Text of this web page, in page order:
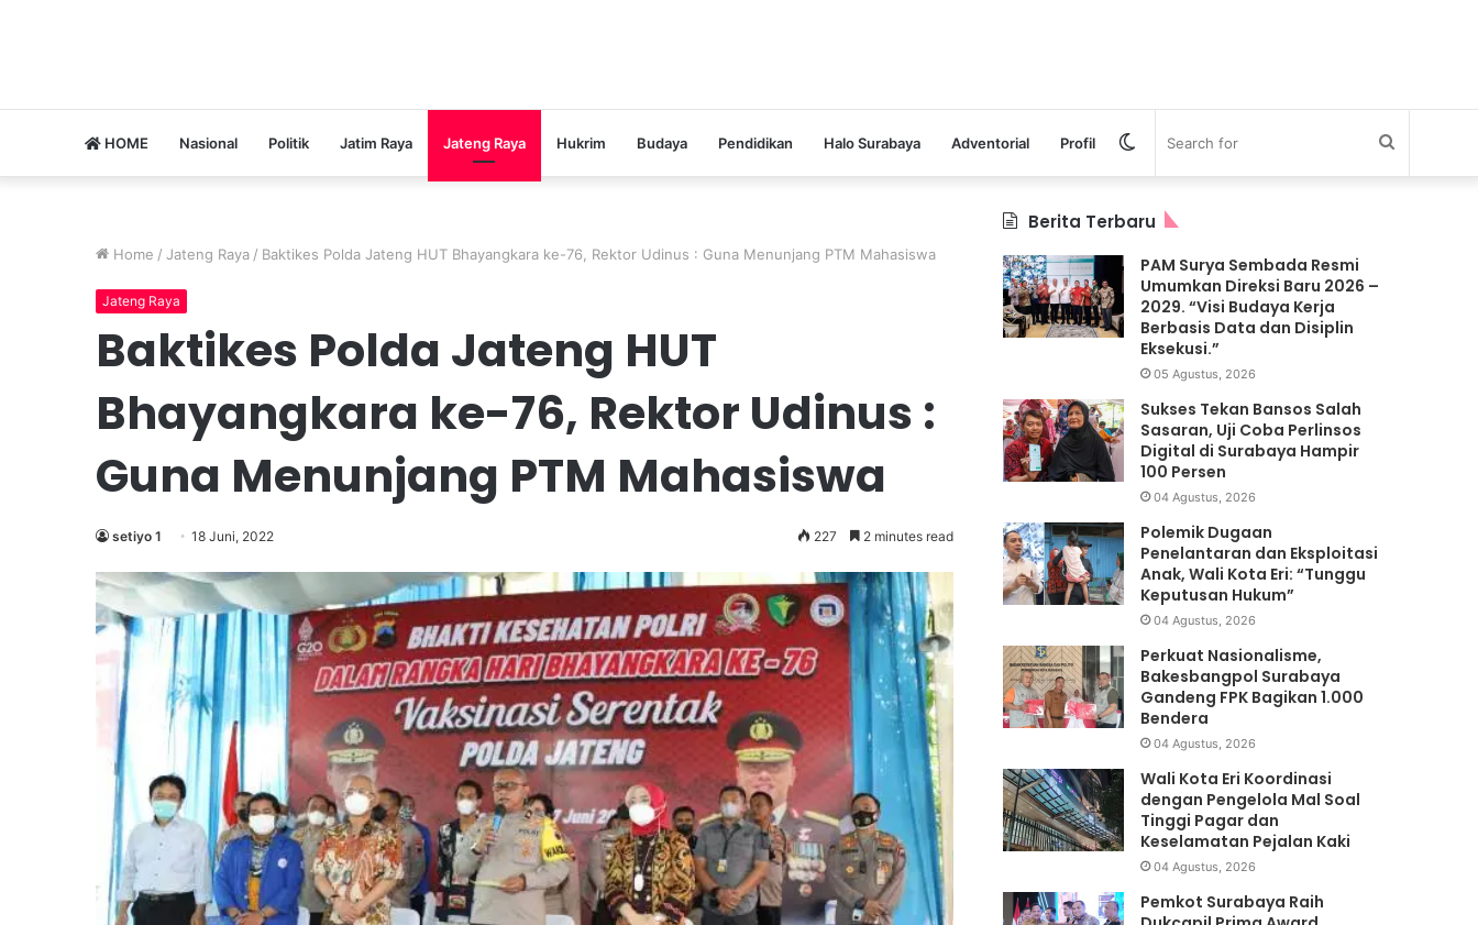
HOME Nasional Politik Jatim Raya Jateng Raya Hukrim Budaya Pendidikan Halo Surabaya Adventorial Profil Search
Switch
skin
Home / Jateng Raya / Baktikes Polda Jateng HUT Bhayangkara ke-76, Rektor Udinus : Guna Menunjang PTM Mahasiswa
Jateng Raya
Baktikes Polda Jateng HUT
Bhayangkara ke-76, Rektor Udinus :
Guna Menunjang PTM Mahasiswa
setiyo 1 18 Juni, 2022 227 2 minutes read
Berita Terbaru
PAM Surya Sembada Resmi
Umumkan Direksi Baru 2026 –
2029. “Visi Budaya Kerja
Berbasis Data dan Disiplin
Eksekusi.”
05 Agustus, 2026
Sukses Tekan Bansos Salah
Sasaran, Uji Coba Perlinsos
Digital di Surabaya Hampir
100 Persen
04 Agustus, 2026
Polemik Dugaan
Penelantaran dan Eksploitasi
Anak, Wali Kota Eri: “Tunggu
Keputusan Hukum”
04 Agustus, 2026
Perkuat Nasionalisme,
Bakesbangpol Surabaya
Gandeng FPK Bagikan 1.000
Bendera
04 Agustus, 2026
Wali Kota Eri Koordinasi
dengan Pengelola Mal Soal
Tinggi Pagar dan
Keselamatan Pejalan Kaki
04 Agustus, 2026
Pemkot Surabaya Raih